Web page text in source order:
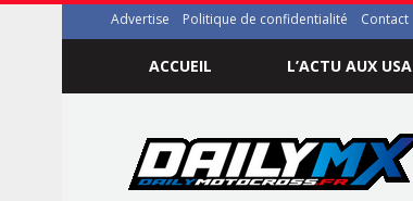
Advertise Politique de confidentialité Contact
ACCUEIL L’ACTU AUX USA